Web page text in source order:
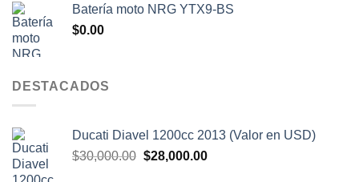
era:
es:
Batería moto NRG YTX9-BS
$0.00
DESTACADOS
Ducati Diavel 1200cc 2013 (Valor en USD)
$30,000.00 El
$28,000.00El